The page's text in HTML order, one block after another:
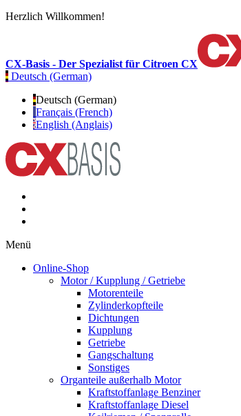
Herzlich Willkommen!
CX-Basis - Der Spezialist für Citroen CX
Deutsch (German)
Deutsch (German)
Français (French)
English (Anglais)
Menü
Online-Shop
Motor / Kupplung / Getriebe
Motorenteile
Zylinderkopfteile
Dichtungen
Kupplung
Getriebe
Gangschaltung
Sonstiges
Organteile außerhalb Motor
Kraftstoffanlage Benziner
Kraftstoffanlage Diesel